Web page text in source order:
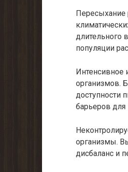
Пересыхание
длительного
популяции
Интенсивное
организмов.
доступности
барьеров для
организмы.
дисбаланс и